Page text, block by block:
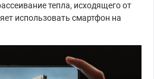
тепла, исходящего от
использовать смартфон на